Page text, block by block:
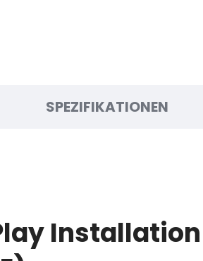
SPEZIFIKATIONEN
Installation